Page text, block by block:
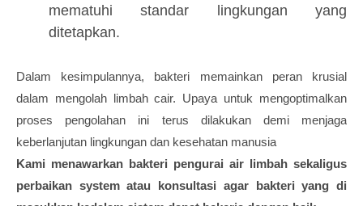
mematuhi standar lingkungan yang
ditetapkan.
Dalam kesimpulannya, bakteri memainkan peran krusial
dalam mengolah limbah cair. Upaya untuk mengoptimalkan
proses pengolahan ini terus dilakukan demi menjaga
keberlanjutan lingkungan dan kesehatan manusia
Kami menawarkan bakteri pengurai air limbah sekaligus
perbaikan system atau konsultasi agar bakteri yang di